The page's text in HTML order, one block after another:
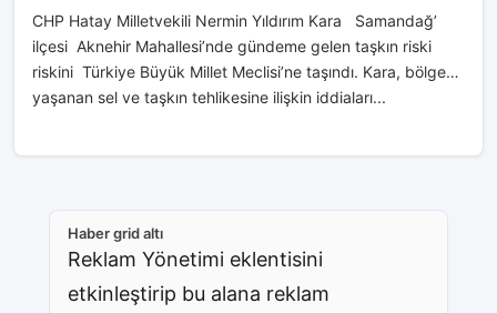
CHP Hatay Milletvekili Nermin Yıldırım Kara Samandağ’
ilçesi Aknehir Mahallesi’nde gündeme gelen taşkın riski
riskini Türkiye Büyük Millet Meclisi’ne taşındı. Kara, bölgede
yaşanan sel ve taşkın tehlikesine ilişkin iddiaları...
Haber grid altı
Reklam Yönetimi eklentisini
etkinleştirip bu alana reklam